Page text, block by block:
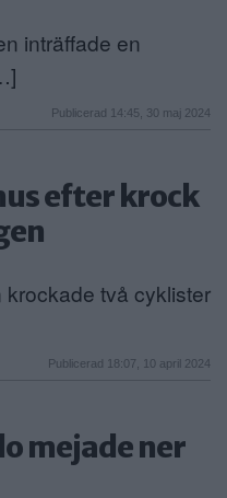
inträffade en
Publicerad 14:45, 30 maj 2024
efter krock
två cyklister
Publicerad 18:07, 10 april 2024
mejade ner